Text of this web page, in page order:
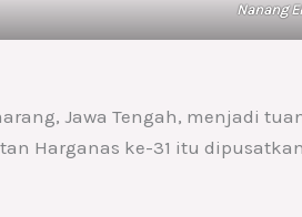
Nanang
Jawa Tengah, menjadi
Harganas ke-31 itu